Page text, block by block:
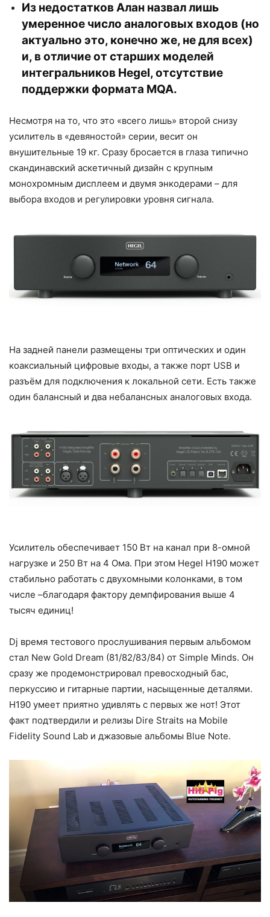
Из недостатков Алан назвал лишь
умеренное число аналоговых входов (но
актуально это, конечно же, не для всех)
и, в отличие от старших моделей
интегральников Hegel, отсутствие
поддержки формата MQA.
Несмотря на то, что это «всего лишь» второй снизу
усилитель в «девяностой» серии, весит он
внушительные 19 кг. Сразу бросается в глаза типично
скандинавский аскетичный дизайн с крупным
монохромным дисплеем и двумя энкодерами – для
выбора входов и регулировки уровня сигнала.
На задней панели размещены три оптических и один
коаксиальный цифровые входы, а также порт USB и
разъём для подключения к локальной сети. Есть также
один балансный и два небалансных аналоговых входа.
Усилитель обеспечивает 150 Вт на канал при 8-омной
нагрузке и 250 Вт на 4 Ома. При этом Hegel H190 может
стабильно работать с двухомными колонками, в том
числе –благодаря фактору демпфирования выше 4
тысяч единиц!
Dj время тестового прослушивания первым альбомом
стал New Gold Dream (81/82/83/84) от Simple Minds. Он
сразу же продемонстрировал превосходный бас,
перкуссию и гитарные партии, насыщенные деталями.
H190 умеет приятно удивлять с первых же нот! Этот
факт подтвердили и релизы Dire Straits на Mobile
Fidelity Sound Lab и джазовые альбомы Blue Note.